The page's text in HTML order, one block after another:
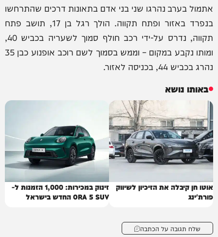
אתמול בערב נהרגו שני בני אדם בתאונות דרכים שהתרחשו
בנפרד באזור ופתח תקווה. הולך רגל בן 17, תושב פתח
תקווה, נדרס על-ידי רכב חולף סמוך לשעריה בכביש 40,
ומותו נקבע במקום – וממש בסמוך לשם רוכב אופנוע כבן 35
נהרג בכביש 44, בכניסה לאזור.
באותו נושא
אוטו חן קיבלה את הזיכיון לשיווק
פורת'ינג
זינוק במכירות: 1,000 הזמנות ל-
ORA 5 SUV החדש בישראל
שלח תגובה על הכתבה